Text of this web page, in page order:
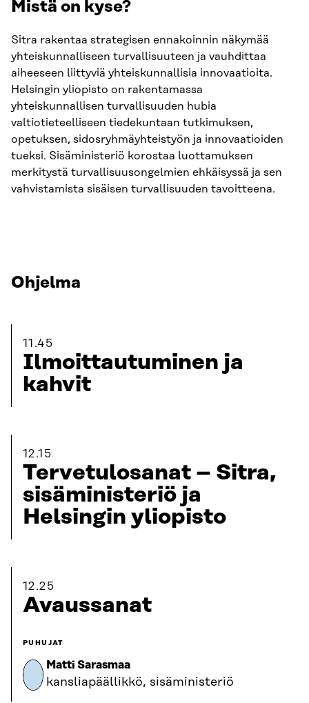
Mistä on kyse?
Sitra rakentaa strategisen ennakoinnin näkymää
yhteiskunnalliseen turvallisuuteen ja vauhdittaa
aiheeseen liittyviä yhteiskunnallisia innovaatioita.
Helsingin yliopisto on rakentamassa
yhteiskunnallisen turvallisuuden hubia
valtiotieteelliseen tiedekuntaan tutkimuksen,
opetuksen, sidosryhmäyhteistyön ja innovaatioiden
tueksi. Sisäministeriö korostaa luottamuksen
merkitystä turvallisuusongelmien ehkäisyssä ja sen
vahvistamista sisäisen turvallisuuden tavoitteena.
Ohjelma
11.45
Ilmoittautuminen ja
kahvit
12.15
Tervetulosanat – Sitra,
sisäministeriö ja
Helsingin yliopisto
12.25
Avaussanat
PUHUJAT
Matti Sarasmaa
kansliapäällikkö, sisäministeriö